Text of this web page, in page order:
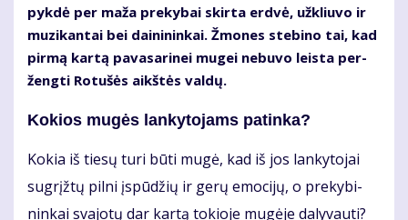
pyk­dė per ma­ža pre­ky­bai skir­ta erd­vė, už­kliu­vo ir
mu­zi­kan­tai bei dai­ni­nin­kai. Žmo­nes ste­bi­no tai, kad
pir­mą kar­tą pa­va­sa­ri­nei mu­gei ne­bu­vo leis­ta per­
ženg­ti Ro­tu­šės aikš­tės val­dų.
Ko­kios mu­gės lan­ky­to­jams pa­tin­ka?
Ko­kia iš tie­sų tu­ri bū­ti mu­gė, kad iš jos lan­ky­to­jai
su­grįž­tų pil­ni įspū­džių ir ge­rų emo­ci­jų, o pre­ky­bi­
nin­kai sva­jo­tų dar kar­tą to­kio­je mu­gė­je da­ly­vau­ti?